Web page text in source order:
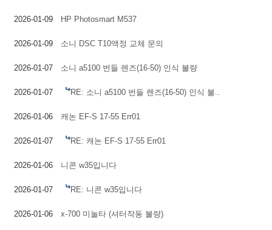
2026-01-09 HP Photosmart M537
2026-01-09 소니 DSC T10액정 교체 문의
2026-01-07 소니 a5100 번들 렌즈(16-50) 인식 불량
2026-01-07 RE: 소니 a5100 번들 렌즈(16-50) 인식 불..
2026-01-06 캐논 EF-S 17-55 Err01
2026-01-07 RE: 캐논 EF-S 17-55 Err01
2026-01-06 니콘 w35입니다
2026-01-07 RE: 니콘 w35입니다
2026-01-06 x-700 미놀타 (셔터작동 불량)